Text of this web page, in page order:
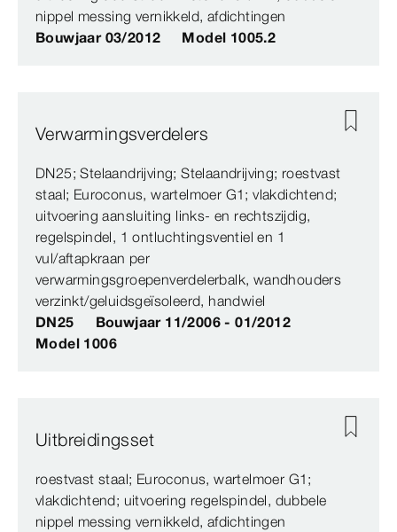
nippel messing vernikkeld, afdichtingen
Bouwjaar 03/2012
Model 1005.2
Verwarmingsverdelers
DN25; Stelaandrijving; Stelaandrijving; roestvast
staal; Euroconus, wartelmoer G1; vlakdichtend;
uitvoering aansluiting links- en rechtszijdig,
regelspindel, 1 ontluchtingsventiel en 1
vul/aftapkraan per
verwarmingsgroepenverdelerbalk, wandhouders
verzinkt/geluidsgeïsoleerd, handwiel
DN25
Bouwjaar 11/2006 - 01/2012
Model 1006
Uitbreidingsset
roestvast staal; Euroconus, wartelmoer G1;
vlakdichtend; uitvoering regelspindel, dubbele
nippel messing vernikkeld, afdichtingen